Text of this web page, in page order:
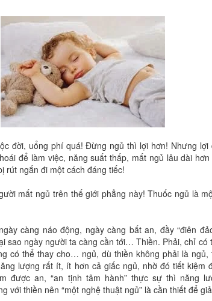
đời, uổng phí quá! Đừng ngủ thì lợi hơn! Nhưng
để làm việc, năng suất thấp, mất ngủ lâu dài
rút ngắn đi một cách đáng tiếc!
mất ngủ trên thế giới phẳng này! Thuốc ngủ là
càng náo động, ngày càng bất an, đầy “điên
sao ngày người ta càng cần tới… Thiền. Phải, chỉ có
có thể thay cho… ngủ, dù thiền không phải là
lượng rất ít, ít hơn cả giấc ngủ, nhờ đó tiết kiệm
được an, “an tịnh tâm hành” thực sự thì năng
với thiền nên “một nghệ thuật ngủ” là cần thiết để